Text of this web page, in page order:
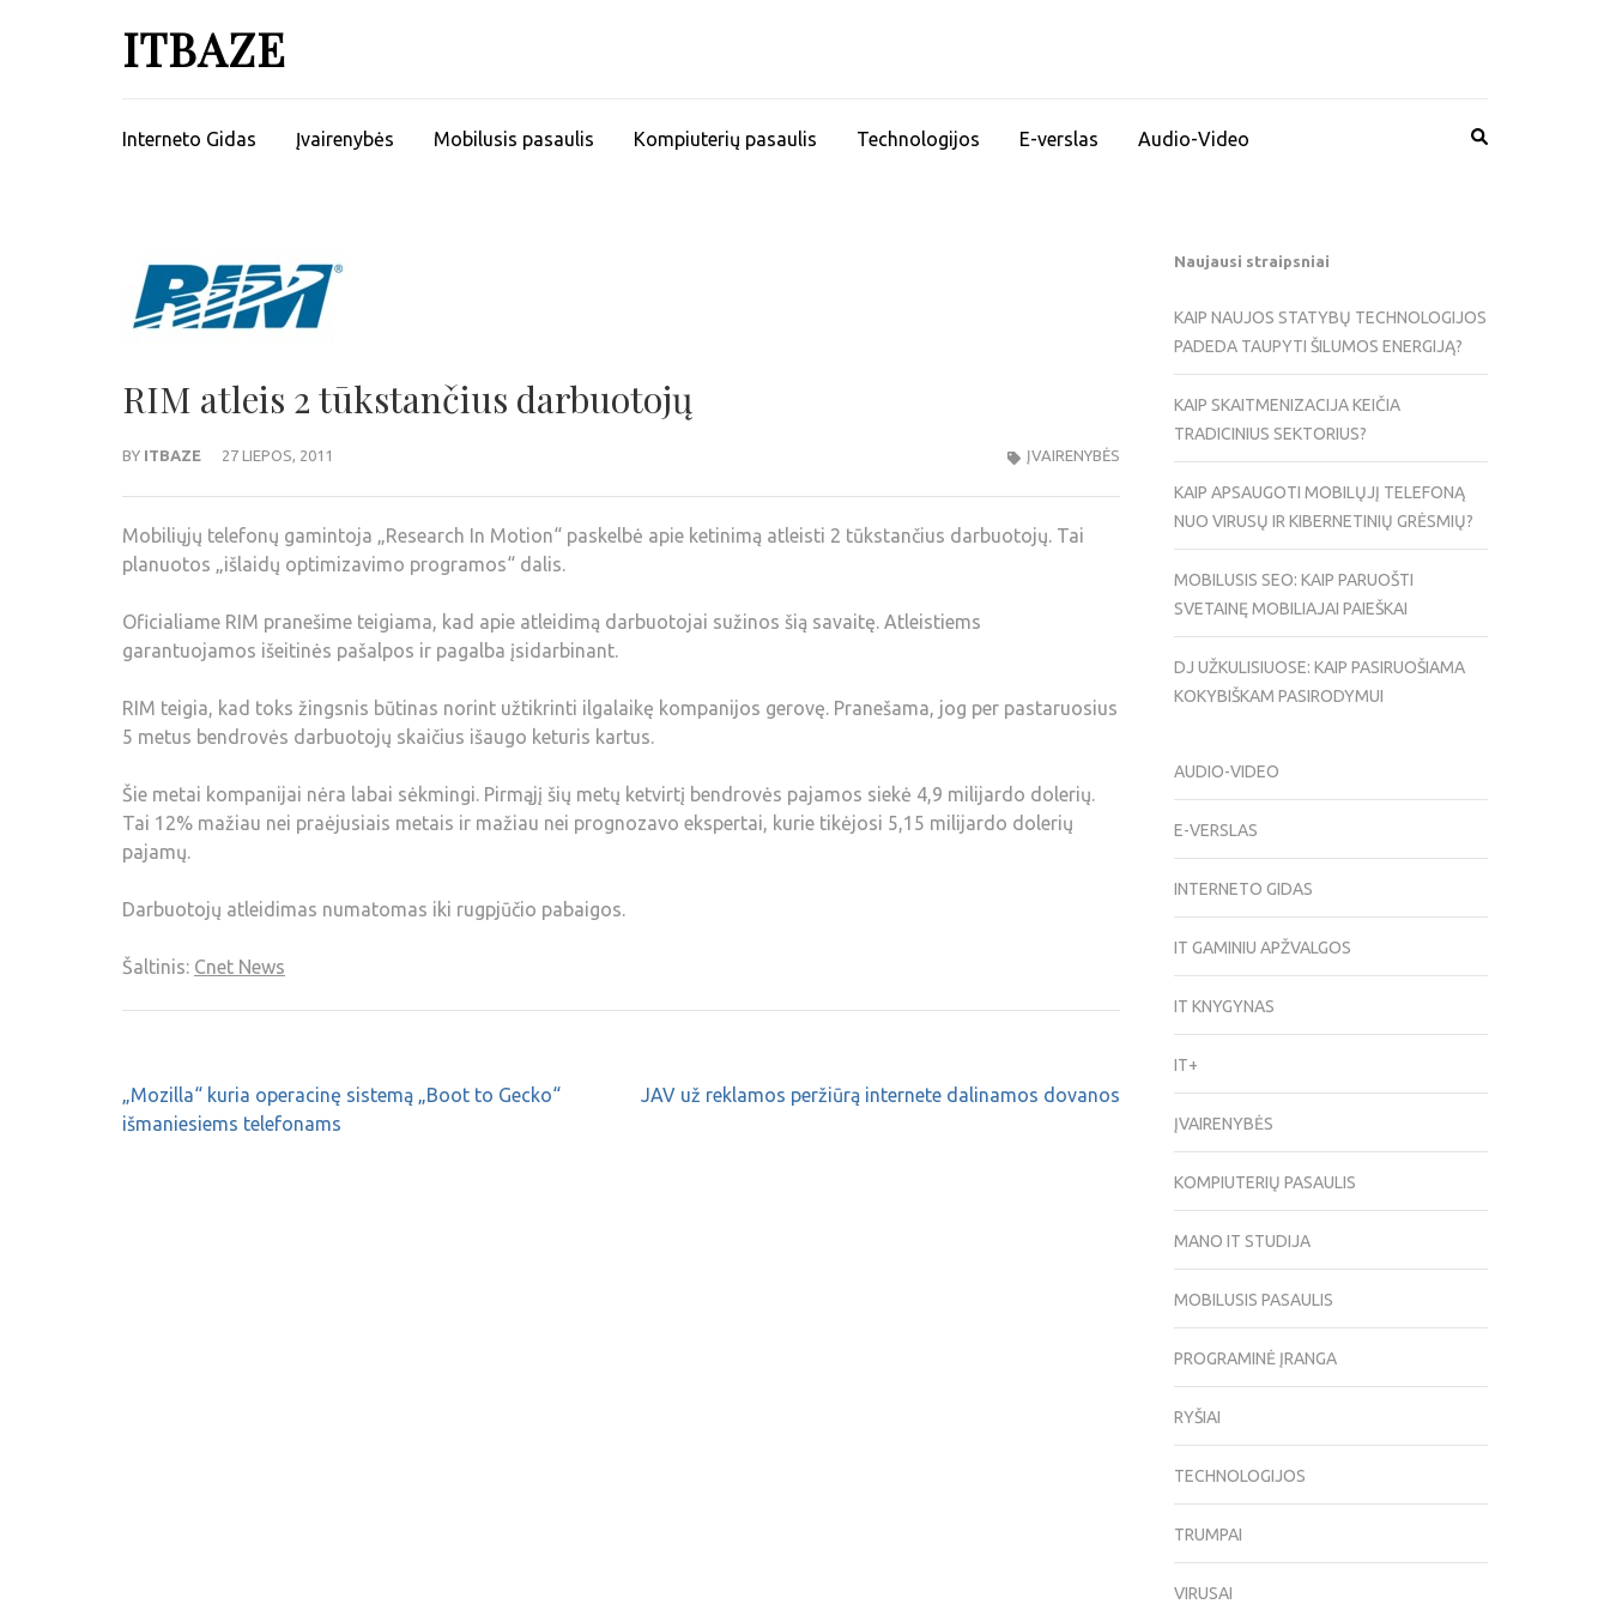
ITBAZE
Interneto Gidas Įvairenybės Mobilusis pasaulis Kompiuterių pasaulis Technologijos E-verslas Audio-Video
RIM atleis 2 tūkstančius darbuotojų
BY ITBAZE 27 LIEPOS, 2011 ĮVAIRENYBĖS
Mobiliųjų telefonų gamintoja „Research In Motion“ paskelbė apie ketinimą atleisti 2 tūkstančius darbuotojų. Tai
planuotos „išlaidų optimizavimo programos“ dalis.
Oficialiame RIM pranešime teigiama, kad apie atleidimą darbuotojai sužinos šią savaitę. Atleistiems
garantuojamos išeitinės pašalpos ir pagalba įsidarbinant.
RIM teigia, kad toks žingsnis būtinas norint užtikrinti ilgalaikę kompanijos gerovę. Pranešama, jog per pastaruosius
5 metus bendrovės darbuotojų skaičius išaugo keturis kartus.
Šie metai kompanijai nėra labai sėkmingi. Pirmąjį šių metų ketvirtį bendrovės pajamos siekė 4,9 milijardo dolerių.
Tai 12% mažiau nei praėjusiais metais ir mažiau nei prognozavo ekspertai, kurie tikėjosi 5,15 milijardo dolerių
pajamų.
Darbuotojų atleidimas numatomas iki rugpjūčio pabaigos.
Šaltinis: Cnet News
„Mozilla“ kuria operacinę sistemą „Boot to Gecko“
išmaniesiems telefonams
JAV už reklamos peržiūrą internete dalinamos dovanos
Naujausi straipsniai
KAIP NAUJOS STATYBŲ TECHNOLOGIJOS
PADEDA TAUPYTI ŠILUMOS ENERGIJĄ?
KAIP SKAITMENIZACIJA KEIČIA
TRADICINIUS SEKTORIUS?
KAIP APSAUGOTI MOBILŲJĮ TELEFONĄ
NUO VIRUSŲ IR KIBERNETINIŲ GRĖSMIŲ?
MOBILUSIS SEO: KAIP PARUOŠTI
SVETAINĘ MOBILIAJAI PAIEŠKAI
DJ UŽKULISIUOSE: KAIP PASIRUOŠIAMA
KOKYBIŠKAM PASIRODYMUI
AUDIO-VIDEO
E-VERSLAS
INTERNETO GIDAS
IT GAMINIU APŽVALGOS
IT KNYGYNAS
IT+
ĮVAIRENYBĖS
KOMPIUTERIŲ PASAULIS
MANO IT STUDIJA
MOBILUSIS PASAULIS
PROGRAMINĖ ĮRANGA
RYŠIAI
TECHNOLOGIJOS
TRUMPAI
VIRUSAI